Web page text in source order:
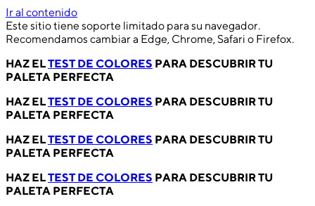
Ir al contenido
Este sitio tiene soporte limitado para su navegador.
Recomendamos cambiar a Edge, Chrome, Safari o Firefox.
HAZ ELTEST DE COLORES PARA DESCUBRIR TU
PALETA PERFECTA
HAZ ELTEST DE COLORES PARA DESCUBRIR TU
PALETA PERFECTA
HAZ ELTEST DE COLORES PARA DESCUBRIR TU
PALETA PERFECTA
HAZ ELTEST DE COLORES PARA DESCUBRIR TU
PALETA PERFECTA